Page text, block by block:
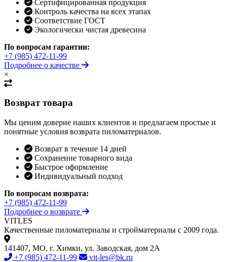
Сертифицированная продукция
Контроль качества на всех этапах
Соответствие ГОСТ
Экологически чистая древесина
По вопросам гарантии:
+7 (985) 472-11-99
Подробнее о качестве
×
Возврат товара
Мы ценим доверие наших клиентов и предлагаем простые и
понятные условия возврата пиломатериалов.
Возврат в течение 14 дней
Сохранение товарного вида
Быстрое оформление
Индивидуальный подход
По вопросам возврата:
+7 (985) 472-11-99
Подробнее о возврате
VITLES
Качественные пиломатериалы и стройматериалы с 2009 года.
141407, МО, г. Химки, ул. Заводская, дом 2А
+7 (985) 472-11-99
vit-les@bk.ru